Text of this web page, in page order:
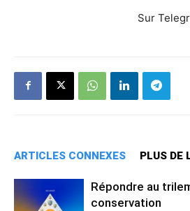
Sur
ARTICLES CONNEXES PLUS DE
Répondre au
conservation